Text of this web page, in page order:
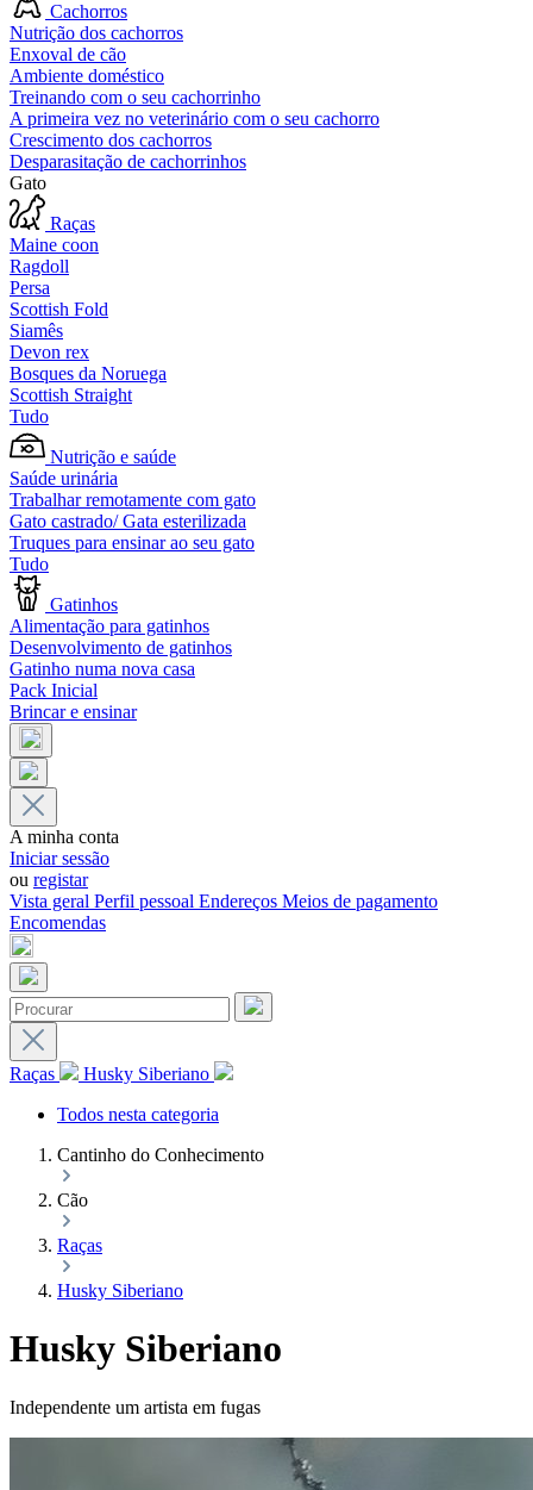
Cachorros
Nutrição dos cachorros
Enxoval de cão
Ambiente doméstico
Treinando com o seu cachorrinho
A primeira vez no veterinário com o seu cachorro
Crescimento dos cachorros
Desparasitação de cachorrinhos
Gato
Raças
Maine coon
Ragdoll
Persa
Scottish Fold
Siamês
Devon rex
Bosques da Noruega
Scottish Straight
Tudo
Nutrição e saúde
Saúde urinária
Trabalhar remotamente com gato
Gato castrado/ Gata esterilizada
Truques para ensinar ao seu gato
Tudo
Gatinhos
Alimentação para gatinhos
Desenvolvimento de gatinhos
Gatinho numa nova casa
Pack Inicial
Brincar e ensinar
A minha conta
Iniciar sessão
ou registar
Vista geral Perfil pessoal Endereços Meios de pagamento
Encomendas
Raças
Husky Siberiano
Todos nesta categoria
Cantinho do Conhecimento
Cão
Raças
Husky Siberiano
Husky Siberiano
Independente um artista em fugas